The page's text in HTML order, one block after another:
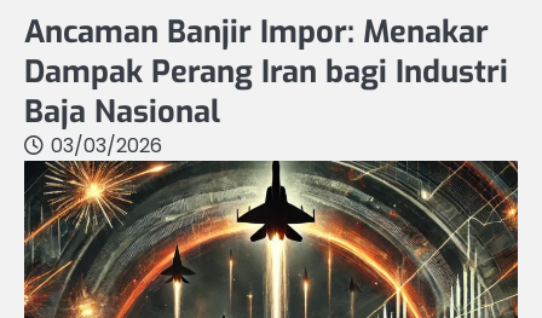
Ancaman Banjir Impor: Menakar
Dampak Perang Iran bagi Industri
Baja Nasional
03/03/2026